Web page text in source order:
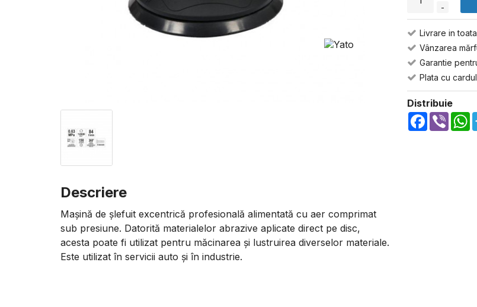
Descriere
Mașină de șlefuit excentrică profesională alimentată cu aer comprimat
sub presiune. Datorită materialelor abrazive aplicate direct pe disc,
acesta poate fi utilizat pentru măcinarea și lustruirea diverselor materiale.
Este utilizat în servicii auto și în industrie.
-
Livrare in
Vânzarea
Garantie
Plata cu
Distribuie
Facebook
Viber